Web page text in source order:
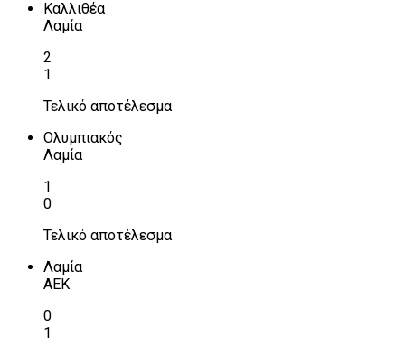
Καλλιθέα
Λαμία
2
1
Τελικό αποτέλεσμα
Ολυμπιακός
Λαμία
1
0
Τελικό αποτέλεσμα
Λαμία
ΑΕΚ
0
1